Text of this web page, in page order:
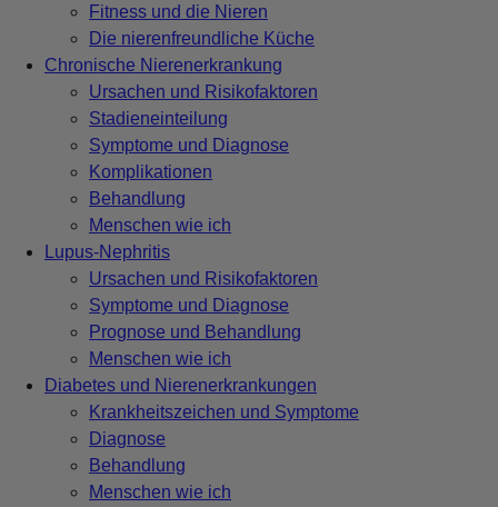
Fitness und die Nieren
Die nierenfreundliche Küche
Chronische Nierenerkrankung
Ursachen und Risikofaktoren
Stadieneinteilung
Symptome und Diagnose
Komplikationen
Behandlung
Menschen wie ich
Lupus-Nephritis
Ursachen und Risikofaktoren
Symptome und Diagnose
Prognose und Behandlung
Menschen wie ich
Diabetes und Nierenerkrankungen
Krankheitszeichen und Symptome
Diagnose
Behandlung
Menschen wie ich